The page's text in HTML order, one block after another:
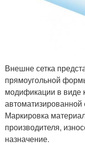
Внешне сетка
прямоугольной
модификации в виде
автоматизированной
Маркировка
производителя,
назначение.